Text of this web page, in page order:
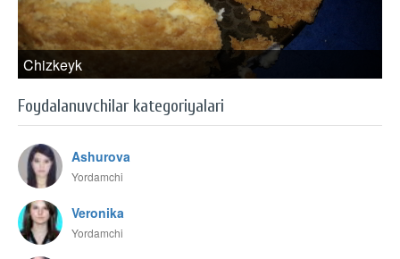
Chizkeyk
Foydalanuvchilar kategoriyalari
Ashurova
Yordamchi
Veronika
Yordamchi